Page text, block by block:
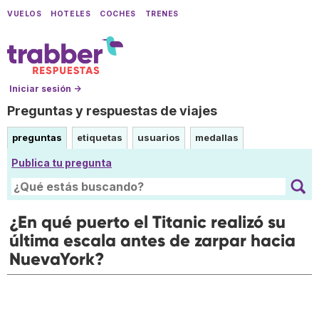
VUELOS HOTELES COCHES TRENES
Iniciar sesión →
Preguntas y respuestas de viajes
preguntas etiquetas usuarios medallas
Publica tu pregunta
¿En qué puerto el Titanic realizó su
última escala antes de zarpar hacia
NuevaYork?